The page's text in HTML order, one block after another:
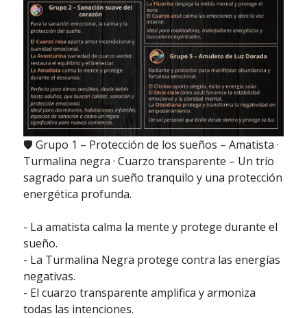
🛡️ Grupo 1 – Protección de los sueños – Amatista ·
Turmalina negra · Cuarzo transparente – Un trío
sagrado para un sueño tranquilo y una protección
energética profunda.
- La amatista calma la mente y protege durante el
sueño.
- La Turmalina Negra protege contra las energías
negativas.
- El cuarzo transparente amplifica y armoniza
todas las intenciones.